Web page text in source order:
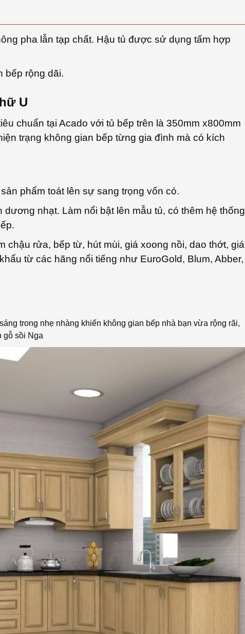
pha lẫn tạp chất. Hậu tủ được sử dụng tấm hợp
bếp rộng dãi.
U
chuẩn tại Acado với tủ bếp trên là 350mm x800mm
trạng không gian bếp từng gia đình mà có kích
phẩm toát lên sự sang trọng vốn có.
nhạt. Làm nổi bật lên mẫu tủ, có thêm hệ thống
rửa, bếp từ, hút mùi, giá xoong nồi, dao thớt, giá
từ các hãng nổi tiếng như EuroGold, Blum, Abber,
trong nhẹ nhàng khiến không gian bếp nhà bạn vừa rộng rãi,
gỗ sồi Nga